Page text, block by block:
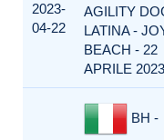
2023-
04-22
AGILITY
LATINA -
BEACH - 22
APRILE
BH -